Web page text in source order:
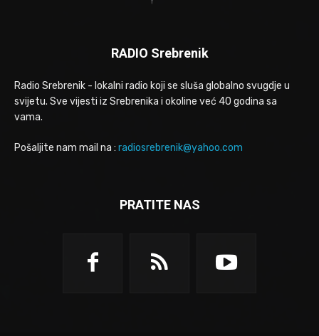
RADIO Srebrenik
Radio Srebrenik - lokalni radio koji se sluša globalno svugdje u
svijetu. Sve vijesti iz Srebrenika i okoline već 40 godina sa
vama.
Pošaljite nam mail na : radiosrebrenik@yahoo.com
PRATITE NAS